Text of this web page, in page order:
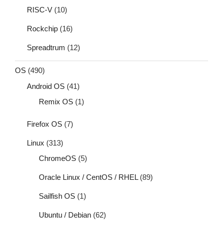
RISC-V (10)
Rockchip (16)
Spreadtrum (12)
OS (490)
Android OS (41)
Remix OS (1)
Firefox OS (7)
Linux (313)
ChromeOS (5)
Oracle Linux / CentOS / RHEL(89)
Sailfish OS (1)
Ubuntu / Debian (62)